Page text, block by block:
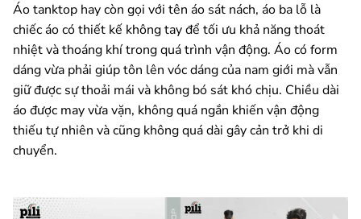
Áo tanktop hay còn gọi với tên áo sát nách, áo ba lỗ là
chiếc áo có thiết kế không tay để tối ưu khả năng thoát
nhiệt và thoáng khí trong quá trình vận động. Áo có form
dáng vừa phải giúp tôn lên vóc dáng của nam giới mà vẫn
giữ được sự thoải mái và không bó sát khó chịu. Chiều dài
áo được may vừa vặn, không quá ngắn khiến vận động
thiếu tự nhiên và cũng không quá dài gây cản trở khi di
chuyển.